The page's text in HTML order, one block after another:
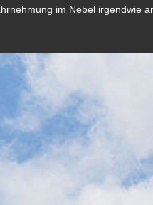
im Nebel irgendwie